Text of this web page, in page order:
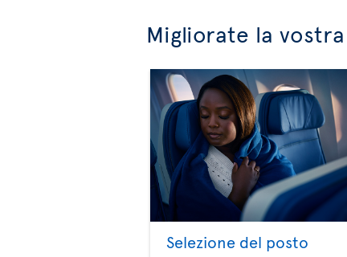
Migliorate la
Selezione del posto